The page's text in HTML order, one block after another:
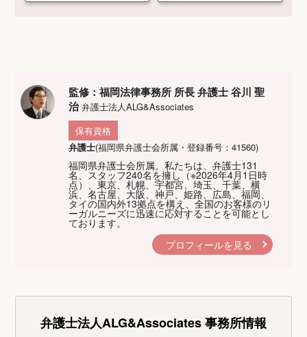
監修：福岡法律事務所 所長 弁護士 谷川 聖
治弁護士法人ALG&Associates
保有資格
弁護士(福岡県弁護士会所属・登録番号：41560)
福岡県弁護士会所属。私たちは、弁護士131
名、スタッフ240名を擁し（※2026年4月1日時
点）、東京、札幌、宇都宮、埼玉、千葉、横
浜、名古屋、大阪、神戸、姫路、広島、福岡、
タイの国内外13拠点を構え、全国のお客様のリ
ーガルニーズに迅速に応対することを可能とし
ております。
プロフィールを見る
弁護士法人ALG&Associates事務所情報